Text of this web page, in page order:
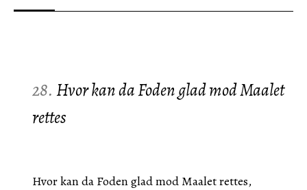
28. Hvor kan da Foden glad mod Maalet
rettes
Hvor kan da Foden glad mod Maalet rettes,